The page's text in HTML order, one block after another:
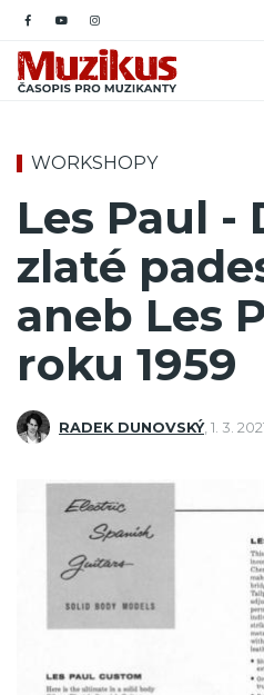
WORKSHOPY
Les Paul -
zlaté
aneb Les
roku 1959
RADEK DUNOVSKÝ, 1. 3.